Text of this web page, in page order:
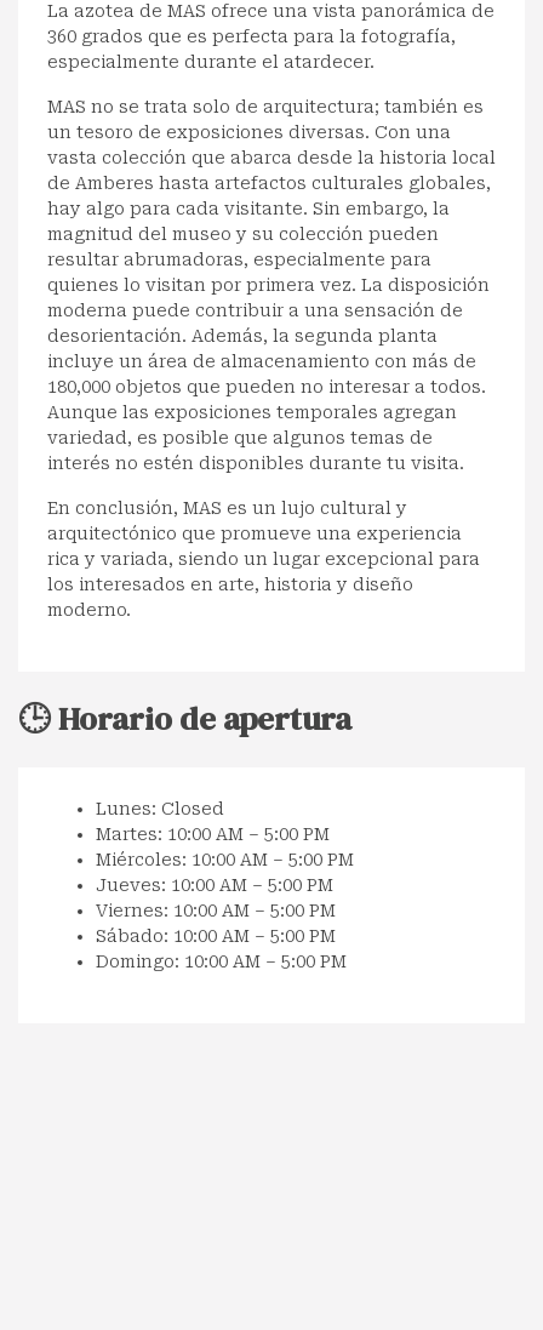
La azotea de MAS ofrece una vista panorámica de
360 grados que es perfecta para la fotografía,
especialmente durante el atardecer.
MAS no se trata solo de arquitectura; también es
un tesoro de exposiciones diversas. Con una
vasta colección que abarca desde la historia local
de Amberes hasta artefactos culturales globales,
hay algo para cada visitante. Sin embargo, la
magnitud del museo y su colección pueden
resultar abrumadoras, especialmente para
quienes lo visitan por primera vez. La disposición
moderna puede contribuir a una sensación de
desorientación. Además, la segunda planta
incluye un área de almacenamiento con más de
180,000 objetos que pueden no interesar a todos.
Aunque las exposiciones temporales agregan
variedad, es posible que algunos temas de
interés no estén disponibles durante tu visita.
En conclusión, MAS es un lujo cultural y
arquitectónico que promueve una experiencia
rica y variada, siendo un lugar excepcional para
los interesados en arte, historia y diseño
moderno.
🕒 Horario de apertura
Lunes: Closed
Martes: 10:00 AM – 5:00 PM
Miércoles: 10:00 AM – 5:00 PM
Jueves: 10:00 AM – 5:00 PM
Viernes: 10:00 AM – 5:00 PM
Sábado: 10:00 AM – 5:00 PM
Domingo: 10:00 AM – 5:00 PM